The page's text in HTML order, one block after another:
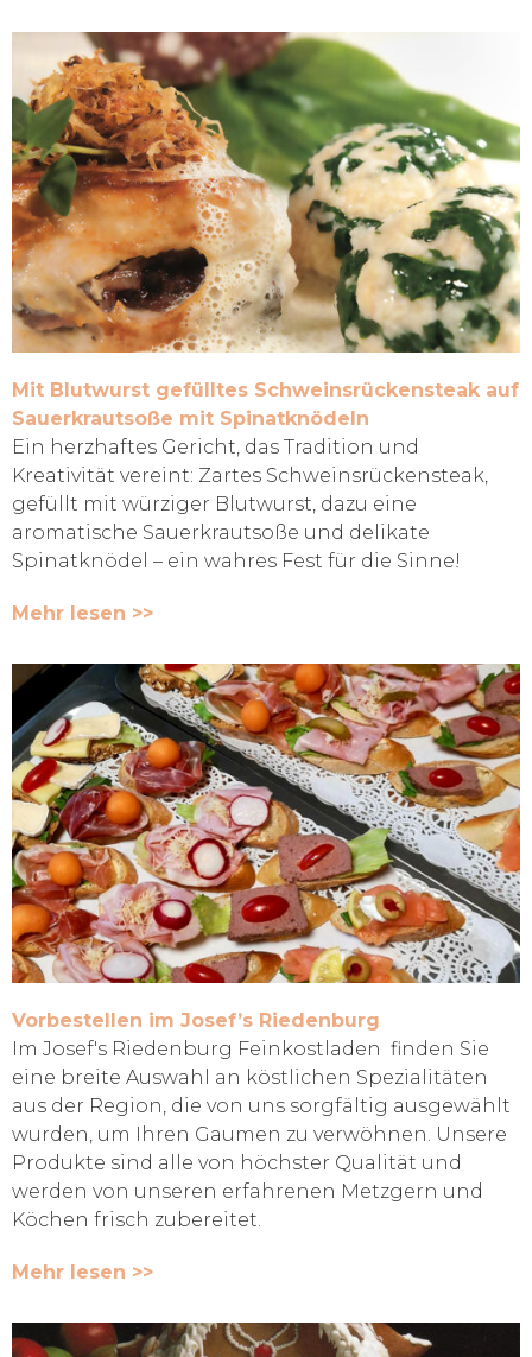
Mit Blutwurst gefülltes Schweinsrückensteak auf
Sauerkrautsoße mit Spinatknödeln
Ein herzhaftes Gericht, das Tradition und
Kreativität vereint: Zartes Schweinsrückensteak,
gefüllt mit würziger Blutwurst, dazu eine
aromatische Sauerkrautsoße und delikate
Spinatknödel – ein wahres Fest für die Sinne!
Mehr lesen >>
Vorbestellen im Josef’s Riedenburg
Im Josef's Riedenburg Feinkostladen finden Sie
eine breite Auswahl an köstlichen Spezialitäten
aus der Region, die von uns sorgfältig ausgewählt
wurden, um Ihren Gaumen zu verwöhnen. Unsere
Produkte sind alle von höchster Qualität und
werden von unseren erfahrenen Metzgern und
Köchen frisch zubereitet.
Mehr lesen >>